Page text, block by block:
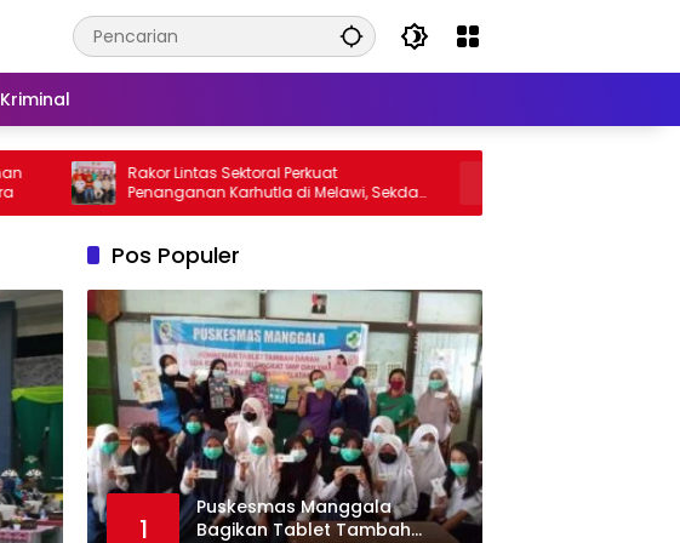
Kriminal
Rakor Lintas Sektoral Perkuat
Penanganan Karhutla di Melawi, Sekda
Ajak Masyarakat Tingkatkan
Polsek Sokan Bersama Warga
Atap dan Jalan
Pos Populer
1
Puskesmas Manggala
Bagikan Tablet Tambah